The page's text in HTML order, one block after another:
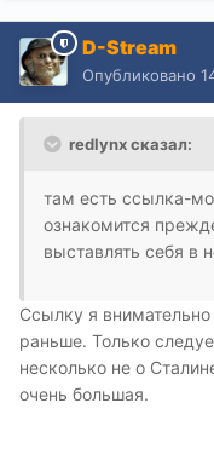
D-Stream
Опубликовано
redlynx сказал:
там есть ссылка-
ознакомится
выставлять себя в
Ссылку я внимательно
раньше. Только
несколько не о
очень большая.